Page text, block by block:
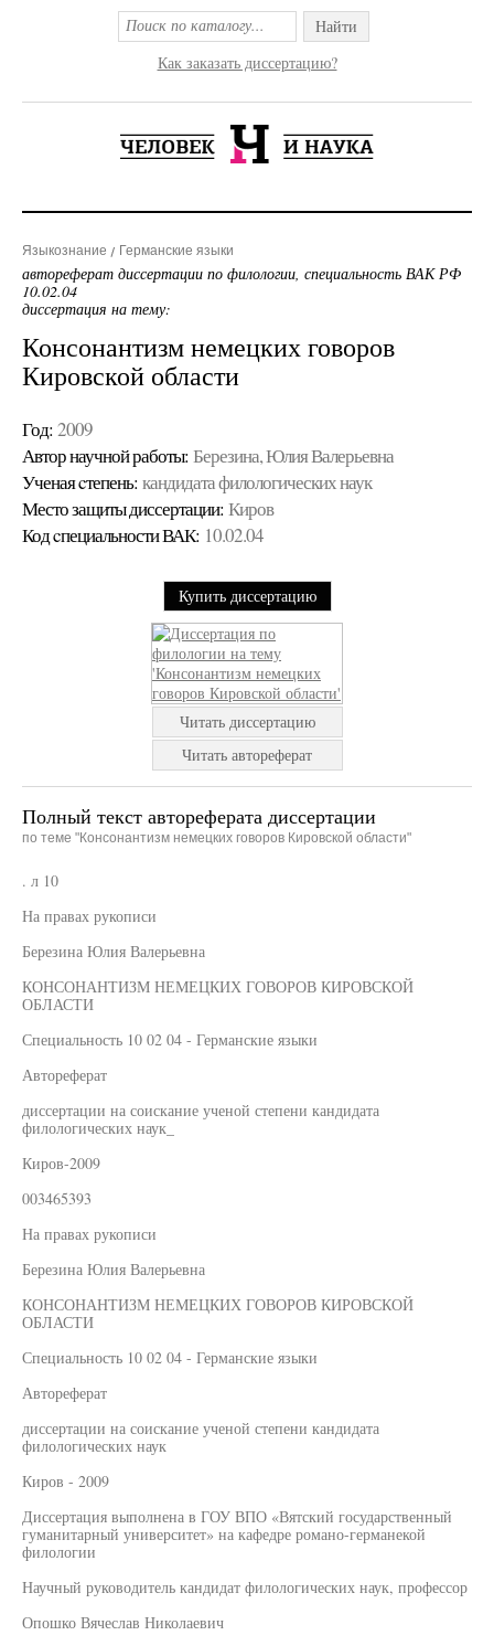
Найти
Как заказать диссертацию?
Языкознание Германские языки
автореферат диссертации по филологии, специальность ВАК РФ
10.02.04
диссертация на тему:
Консонантизм немецких говоров
Кировской области
Год: 2009
Автор научной работы: Березина, Юлия Валерьевна
Ученая cтепень: кандидата филологических наук
Место защиты диссертации: Киров
Код cпециальности ВАК: 10.02.04
Купить диссертацию
Читать диссертацию
Читать автореферат
Полный текст автореферата диссертации
по теме "Консонантизм немецких говоров Кировской области"
. л 10
На правах рукописи
Березина Юлия Валерьевна
КОНСОНАНТИЗМ НЕМЕЦКИХ ГОВОРОВ КИРОВСКОЙ
ОБЛАСТИ
Специальность 10 02 04 - Германские языки
Автореферат
диссертации на соискание ученой степени кандидата
филологических наук_
Киров-2009
003465393
На правах рукописи
Березина Юлия Валерьевна
КОНСОНАНТИЗМ НЕМЕЦКИХ ГОВОРОВ КИРОВСКОЙ
ОБЛАСТИ
Специальность 10 02 04 - Германские языки
Автореферат
диссертации на соискание ученой степени кандидата
филологических наук
Киров - 2009
Диссертация выполнена в ГОУ ВПО «Вятский государственный
гуманитарный университет» на кафедре романо-германекой
филологии
Научный руководитель кандидат филологических наук, профессор
Опошко Вячеслав Николаевич